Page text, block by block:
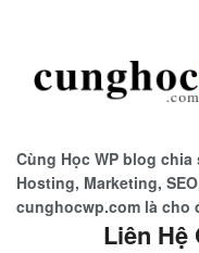
Cùng Học WP blog
Hosting, Marketing,
cunghocwp.com là cho
Liên Hệ